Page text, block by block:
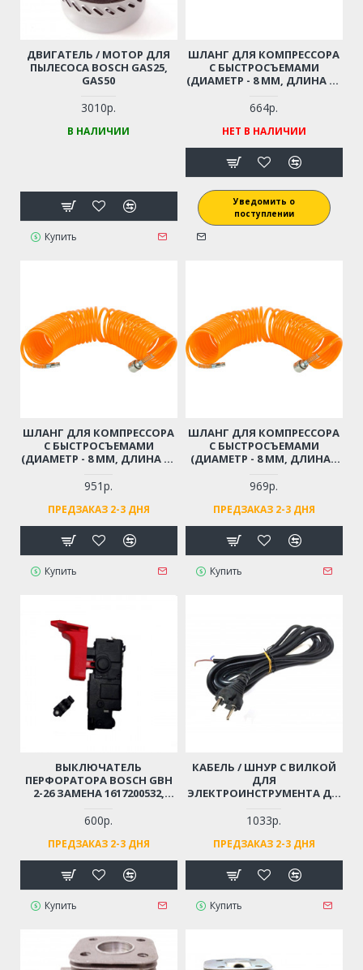
ДВИГАТЕЛЬ / МОТОР ДЛЯ
ПЫЛЕСОСА BOSCH GAS25,
GAS50
3010р.
В НАЛИЧИИ
Купить
ШЛАНГ ДЛЯ КОМПРЕССОРА
С БЫСТРОСЪЕМАМИ
(ДИАМЕТР - 8 ММ, ДЛИНА - 6
664р.
НЕТ В НАЛИЧИИ
Уведомить о
поступлении
ШЛАНГ ДЛЯ КОМПРЕССОРА
С БЫСТРОСЪЕМАМИ
(ДИАМЕТР - 8 ММ, ДЛИНА - 9
951р.
ПРЕДЗАКАЗ 2-3 ДНЯ
Купить
ШЛАНГ ДЛЯ КОМПРЕССОРА
С БЫСТРОСЪЕМАМИ
(ДИАМЕТР - 8 ММ, ДЛИНА -
969р.
ПРЕДЗАКАЗ 2-3 ДНЯ
Купить
ВЫКЛЮЧАТЕЛЬ
ПЕРФОРАТОРА BOSCH GBH
2-26 ЗАМЕНА 1617200532,
600р.
ПРЕДЗАКАЗ 2-3 ДНЯ
Купить
КАБЕЛЬ / ШНУР С ВИЛКОЙ
ДЛЯ
ЭЛЕКТРОИНСТРУМЕНТА ДО
МОРОЗОСТОЙКИЙ,
МЯГКИЙ, ИЗНОСОСТОЙКАЯ
РЕЗИНА
1033р.
ПРЕДЗАКАЗ 2-3 ДНЯ
Купить